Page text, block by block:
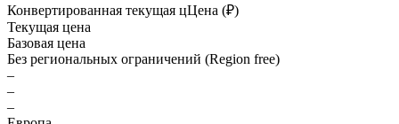
Конвертированная текущая цЦена (₽)
Текущая цена
Базовая цена
Без региональных ограничений (Region free)
–
–
–